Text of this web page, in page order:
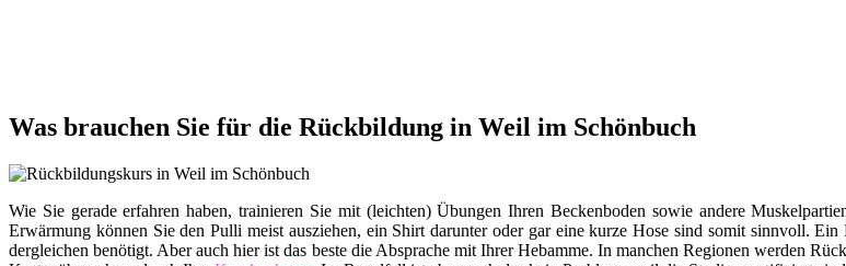
Was brauchen Sie für die Rückbildung in Weil im Schönbuch
Wie Sie gerade erfahren haben, trainieren Sie mit (leichten) Übungen Ihren Beckenboden sowie andere
Erwärmung können Sie den Pulli meist ausziehen, ein Shirt darunter oder gar eine kurze Hose sind somit sinnvoll.
dergleichen benötigt. Aber auch hier ist das beste die Absprache mit Ihrer Hebamme. In manchen Regionen werden